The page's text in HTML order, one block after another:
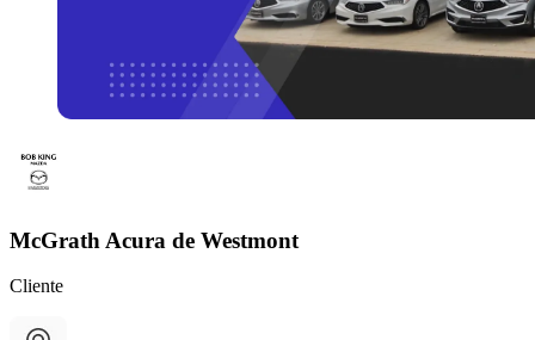
McGrath Acura de Westmont
Cliente